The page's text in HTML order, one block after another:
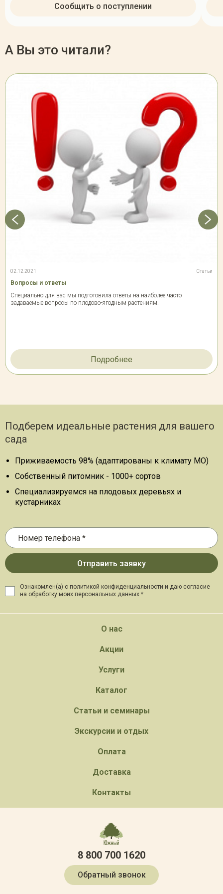
Сообщить о поступлении
А Вы это читали?
02.12.2021 Статьи
Вопросы и ответы
Специально для вас мы подготовила ответы на наиболее часто
задаваемые вопросы по плодово-ягодным растениям.
Подробнее
Подберем идеальные растения для вашего
сада
Приживаемость 98% (адаптированы к климату МО)
Собственный питомник - 1000+ сортов
Специализируемся на плодовых деревьях и
кустарниках
Ознакомлен(а) с политикой конфиденциальности и даю согласие
на обработку моих персональных данных *
О нас
Акции
Услуги
Каталог
Статьи и семинары
Экскурсии и отдых
Оплата
Доставка
Контакты
8 800 700 1620
Обратный звонок